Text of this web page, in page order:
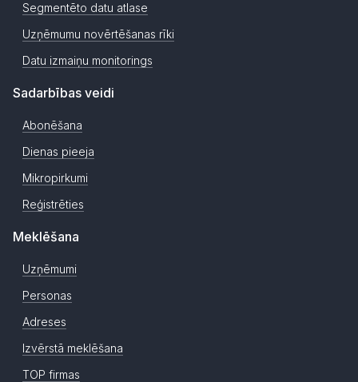
Segmentēto datu atlase
Uzņēmumu novērtēšanas rīki
Datu izmaiņu monitorings
Sadarbības veidi
Abonēšana
Dienas pieeja
Mikropirkumi
Reģistrēties
Meklēšana
Uzņēmumi
Personas
Adreses
Izvērstā meklēšana
TOP firmas